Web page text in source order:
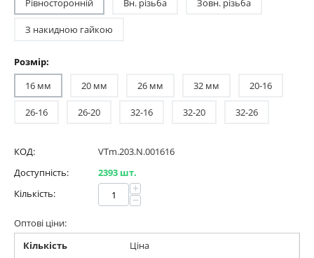
Рівносторонній
Вн. різьба Зовн. різьба
З накидною гайкою
Розмір:
16 мм
20 мм 26 мм 32 мм 20-16
26-16 26-20 32-16 32-20 32-26
КОД:
VTm.203.N.001616
Доступність:
2393 шт.
Кількість:
+
−
Оптові ціни:
Кількість
Ціна